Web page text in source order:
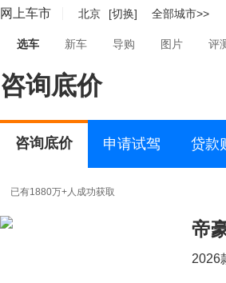
网上车市 北京 [切换] 全部城市>>
选车 新车 导购 图片 评
咨询底价
咨询底价 申请试驾 贷款
已有1880万+人成功获取
帝
2026